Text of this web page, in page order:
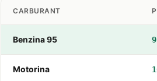
CARBURANT
Benzina 95
Motorina